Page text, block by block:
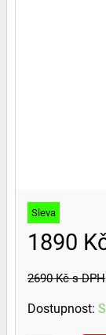
Sleva
1890
2690 Kčs DPH
Dostupnost: